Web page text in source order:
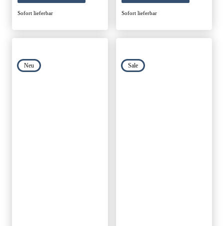
Sofort lieferbar Sofort lieferbar
Neu Sale